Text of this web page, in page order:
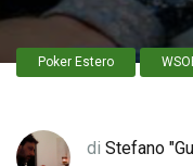
Poker Estero
di Stefano